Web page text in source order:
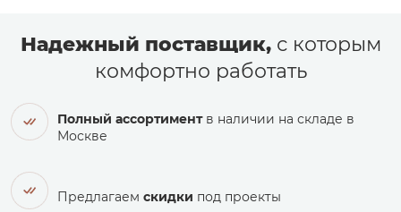
Надежный поставщик,с которым
комфортно работать
Полный ассортиментв наличии на складе в
Москве
Предлагаем скидки под проекты